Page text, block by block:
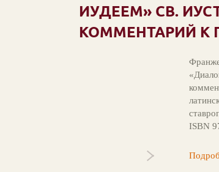
ИУДЕЕМ» СВ.
КОММЕНТАРИЙ К
ISBN